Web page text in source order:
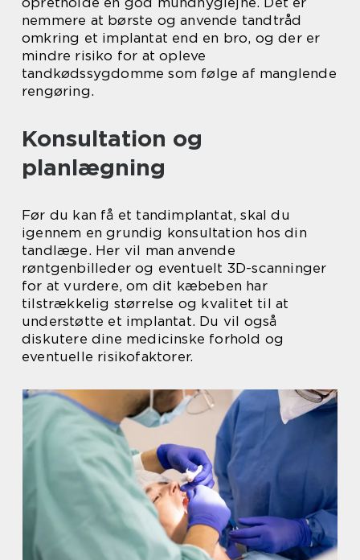
nemmere at børste og anvende tandtråd
omkring et implantat end en bro, og der er
mindre risiko for at opleve
tandkødssygdomme som følge af manglende
rengøring.
Konsultation og
planlægning
Før du kan få et tandimplantat, skal du
igennem en grundig konsultation hos din
tandlæge. Her vil man anvende
røntgenbilleder og eventuelt 3D-scanninger
for at vurdere, om dit kæbeben har
tilstrækkelig størrelse og kvalitet til at
understøtte et implantat. Du vil også
diskutere dine medicinske forhold og
eventuelle risikofaktorer.